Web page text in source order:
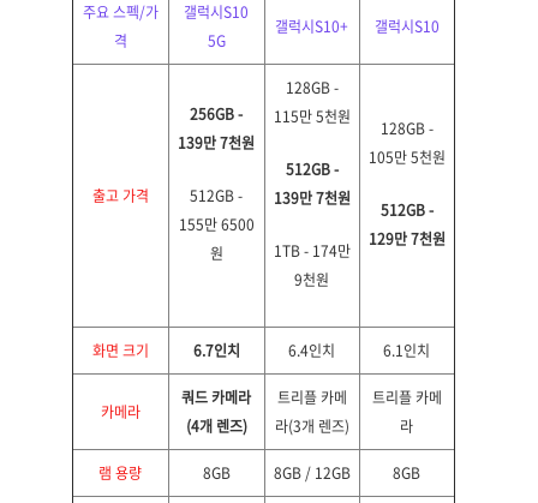
주요 스펙/가
격
갤럭시S10
5G
갤럭시S10+ 갤럭시S10
출고 가격
256GB -
139만 7천원
512GB -
155만 6500
원
128GB -
115만 5천원
512GB -
139만 7천원
1TB - 174만
9천원
128GB -
105만 5천원
512GB -
129만 7천원
화면 크기 6.7인치 6.4인치 6.1인치
카메라
쿼드 카메라
(4개 렌즈)
트리플 카메
라(3개 렌즈)
트리플 카메
라
램 용량 8GB 8GB / 12GB 8GB